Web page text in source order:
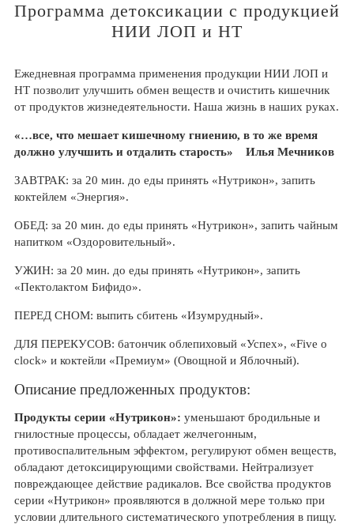
Программа детоксикации с продукцией
НИИ ЛОП и НТ
Ежедневная программа применения продукции НИИ ЛОП и
НТ позволит улучшить обмен веществ и очистить кишечник
от продуктов жизнедеятельности. Наша жизнь в наших руках.
«…все, что мешает кишечному гниению, в то же время
должно улучшить и отдалить старость» Илья Мечников
ЗАВТРАК: за 20 мин. до еды принять «Нутрикон», запить
коктейлем «Энергия».
ОБЕД: за 20 мин. до еды принять «Нутрикон», запить чайным
напитком «Оздоровительный».
УЖИН: за 20 мин. до еды принять «Нутрикон», запить
«Пектолактом Бифидо».
ПЕРЕД СНОМ: выпить сбитень «Изумрудный».
ДЛЯ ПЕРЕКУСОВ: батончик облепиховый «Успех», «Five o
clock» и коктейли «Премиум» (Овощной и Яблочный).
Описание предложенных продуктов:
Продукты серии «Нутрикон»: уменьшают бродильные и
гнилостные процессы, обладает желчегонным,
противоспалительным эффектом, регулируют обмен веществ,
обладают детоксицирующими свойствами. Нейтрализует
повреждающее действие радикалов. Все свойства продуктов
серии «Нутрикон» проявляются в должной мере только при
условии длительного систематического употребления в пищу.